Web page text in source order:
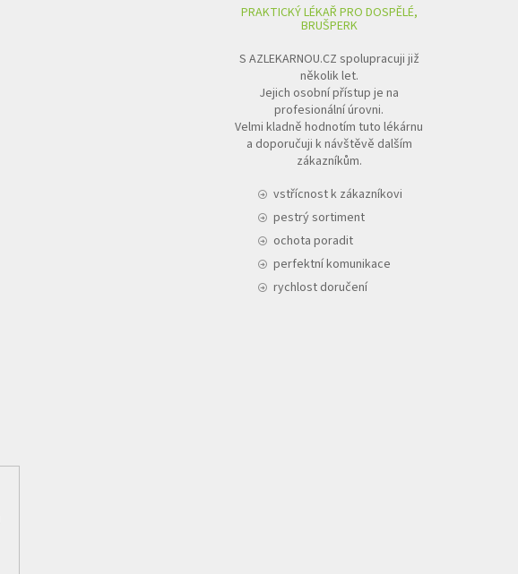
PRAKTICKÝ LÉKAŘ PRO DOSPĚLÉ,
BRUŠPERK
S AZLEKARNOU.CZ spolupracuji již
několik let.
Jejich osobní přístup je na
profesionální úrovni.
Velmi kladně hodnotím tuto lékárnu
a doporučuji k návštěvě dalším
zákazníkům.
vstřícnost k zákazníkovi
pestrý sortiment
ochota poradit
perfektní komunikace
rychlost doručení